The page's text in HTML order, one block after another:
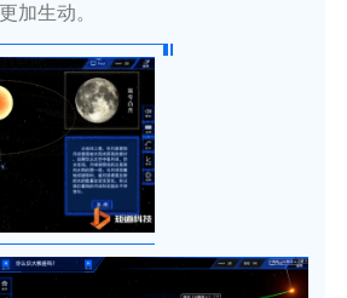
加生动。